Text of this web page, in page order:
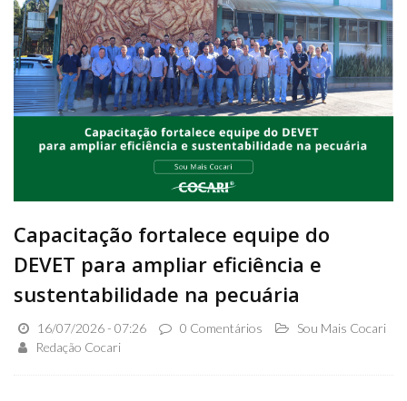
Capacitação fortalece equipe do
DEVET para ampliar eficiência e
sustentabilidade na pecuária
16/07/2026 - 07:26 0 Comentários
Sou Mais Cocari
Redação Cocari